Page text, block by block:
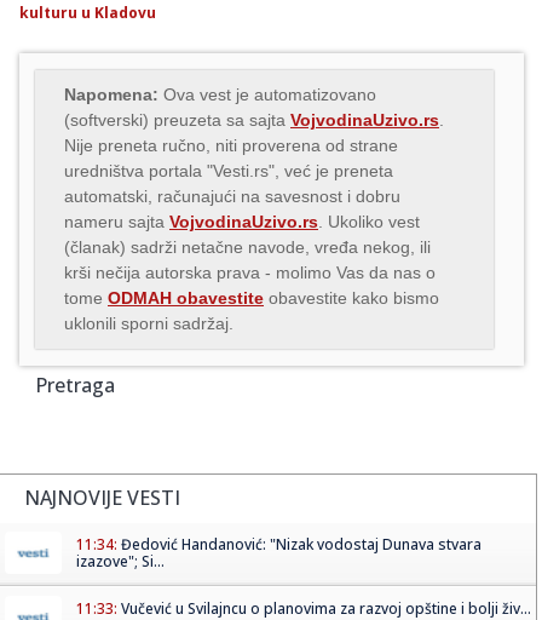
kulturu u Kladovu
Napomena: Ova vest je automatizovano
(softverski) preuzeta sa sajta VojvodinaUzivo.rs
Nije preneta ručno, niti proverena od strane
uredništva portala "Vesti.rs", već je preneta
automatski, računajući na savesnost i dobru
nameru sajta VojvodinaUzivo.rs . Ukoliko vest
(članak) sadrži netačne navode, vređa nekog, ili
krši nečija autorska prava - molimo Vas da nas o
tome ODMAH obavestite obavestite kako bismo
uklonili sporni sadržaj.
Pretraga
NAJNOVIJE VESTI
11:34: Đedović Handanović: "Nizak vodostaj Dunava stvara
izazove"; Si...
11:33: Vučević u Svilajncu o planovima za razvoj opštine i bolji živ...